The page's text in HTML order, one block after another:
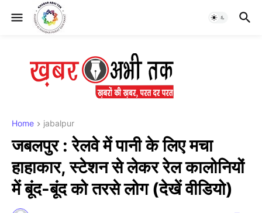
Home jabalpur
जबलपुर : रेलवे में पानी के लिए मचा
हाहाकार, स्टेशन से लेकर रेल कालोनियों
में बूंद-बूंद को तरसे लोग (देखें वीडियो)